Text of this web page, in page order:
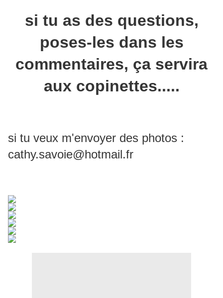
si tu as des questions,
poses-les dans les
commentaires, ça servira
aux copinettes.....
si tu veux m'envoyer des photos :
cathy.savoie@hotmail.fr